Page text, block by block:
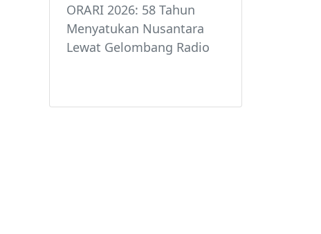
ORARI 2026: 58 Tahun
Menyatukan Nusantara
Lewat Gelombang Radio